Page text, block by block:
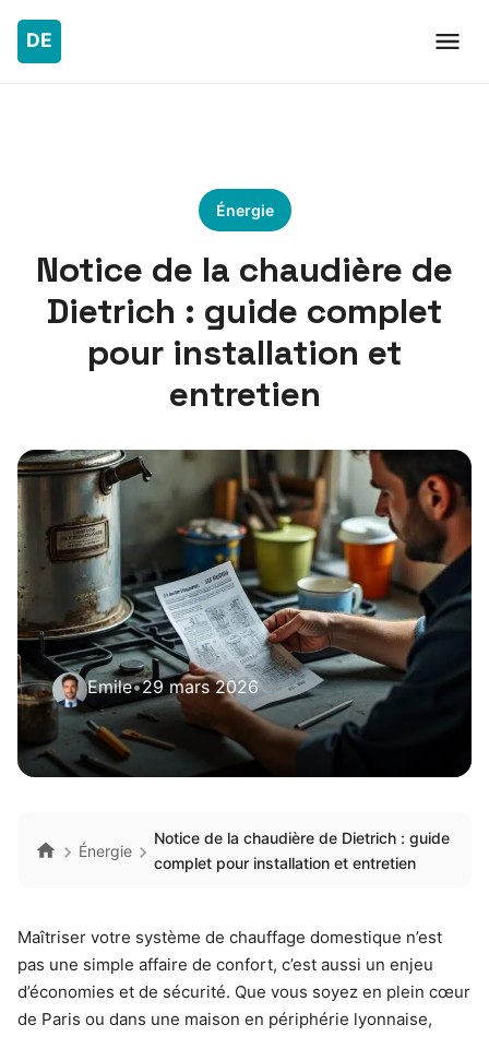
Énergie
Notice de la chaudière de
Dietrich : guide complet
pour installation et
entretien
Emile•29 mars 2026
Énergie
Notice de la chaudière de Dietrich : guide
complet pour installation et entretien
Maîtriser votre système de chauffage domestique n’est
pas une simple affaire de confort, c’est aussi un enjeu
d’économies et de sécurité. Que vous soyez en plein cœur
de Paris ou dans une maison en périphérie lyonnaise,